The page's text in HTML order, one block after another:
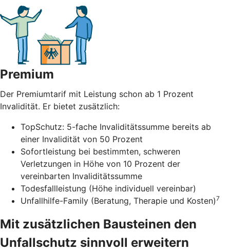
Premium
Der Premiumtarif mit Leistung schon ab 1 Prozent
Invalidität. Er bietet zusätzlich:
TopSchutz: 5-fache Invaliditätssumme bereits ab
einer Invalidität von 50 Prozent
Sofortleistung bei bestimmten, schweren
Verletzungen in Höhe von 10 Prozent der
vereinbarten Invaliditätssumme
Todesfallleistung (Höhe individuell vereinbar)
Unfallhilfe-Family (Beratung, Therapie und Kosten)7
Mit zusätzlichen Bausteinen den
Unfallschutz sinnvoll erweitern